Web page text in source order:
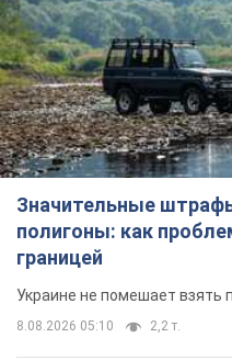
Значительные
полигоны: как
границей
Украине не помешает взять
8.08.2026 05:10 2,2 т.